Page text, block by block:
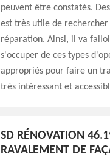
peuvent être constatés.
est très utile de
réparation. Ainsi, il va
s'occuper de ces types
appropriés pour faire un
très intéressant et
SD RÉNOVATION
RAVALEMENT DE